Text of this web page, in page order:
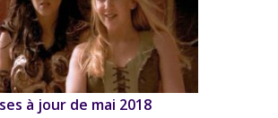
à jour de mai 2018